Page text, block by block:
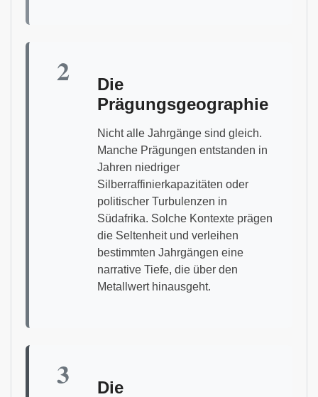
2
Die
Prägungsgeographie
Nicht alle Jahrgänge sind gleich.
Manche Prägungen entstanden in
Jahren niedriger
Silberraffinierkapazitäten oder
politischer Turbulenzen in
Südafrika. Solche Kontexte prägen
die Seltenheit und verleihen
bestimmten Jahrgängen eine
narrative Tiefe, die über den
Metallwert hinausgeht.
3 Die